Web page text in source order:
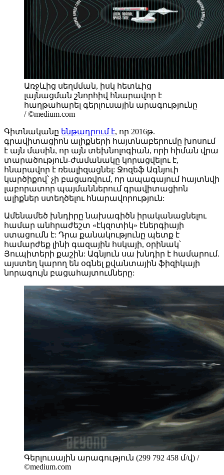
Առջևից սեղմման, իսկ հետևից
լայնացման շնորհիվ հնարավոր է
հաղթահարել գերլուսային արագությունը
/ ©medium.com
Գիտնականը ենթադրում է, որ 2016թ.
գրավիտացիոն ալիքների հայտնաբերումը խոսում
է այն մասին, որ այն տեխնոլոգիան, որի հիման վրա
տարածություն-ժամանակը կորացվելու է,
հնարավոր է ռեալիզացնել: Ջոզեֆ Ագնյուի
կարծիքով՝ չի բացառվում, որ ապագայում հայտնվի
լաբորատոր պայմաններում գրավիտացիոն
ալիքներ ստեղծելու հնարավորություն:
Ամենամեծ խնդիրը նախագիծն իրականացնելու
համար անհրաժեշտ «էկզոտիկ» էներգիայի
ստացումն է: Դրա քանակությունը պետք է
համարժեք լինի գազային հսկայի, օրինակ՝
Յուպիտերի քաշին: Ագնյուն սա խնդիր է համարում.
այստեղ կարող են օգնել քվանտային ֆիզիկայի
նորագույն բացահայտումները:
Գերլուսային արագություն (299 792 458 մ/վ) /
©medium.com